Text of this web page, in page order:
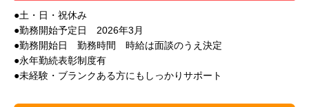
●土・日・祝休み
●勤務開始予定日 2026年3月
●勤務開始日 勤務時間 時給は面談のうえ決定
●永年勤続表彰制度有
●未経験・ブランクある方にもしっかりサポート